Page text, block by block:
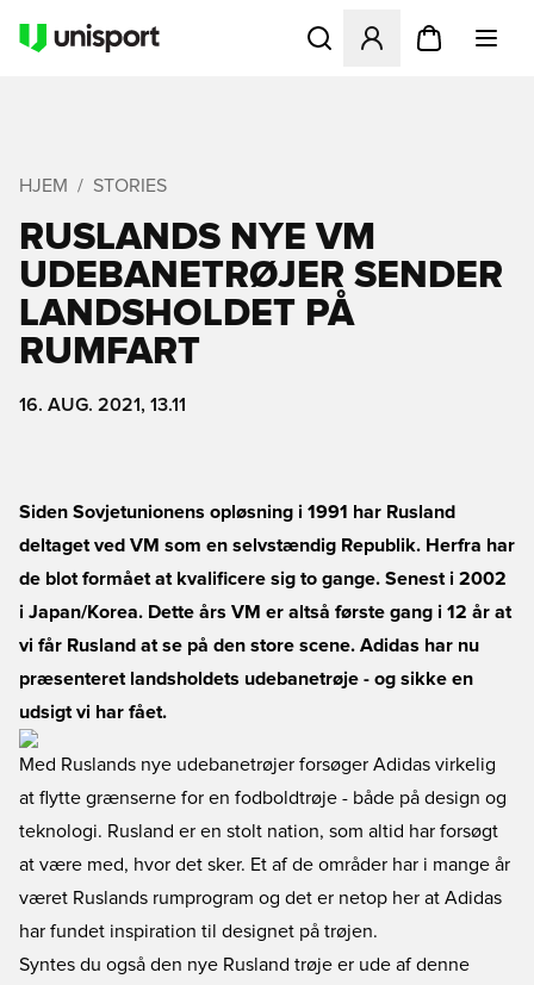
Åbner en Modal til at
HJEM STORIES
RUSLANDS NYE VM
UDEBANETRØJER SENDER
LANDSHOLDET PÅ
RUMFART
16. AUG. 2021, 13.11
Siden Sovjetunionens opløsning i 1991 har Rusland
deltaget ved VM som en selvstændig Republik. Herfra har
de blot formået at kvalificere sig to gange. Senest i 2002
i Japan/Korea. Dette års VM er altså første gang i 12 år at
vi får Rusland at se på den store scene. Adidas har nu
præsenteret landsholdets udebanetrøje - og sikke en
udsigt vi har fået.
Med Ruslands nye udebanetrøjer forsøger Adidas virkelig
at flytte grænserne for en fodboldtrøje - både på design og
teknologi. Rusland er en stolt nation, som altid har forsøgt
at være med, hvor det sker. Et af de områder har i mange år
været Ruslands rumprogram og det er netop her at Adidas
har fundet inspiration til designet på trøjen.
Syntes du også den nye Rusland trøje er ude af denne